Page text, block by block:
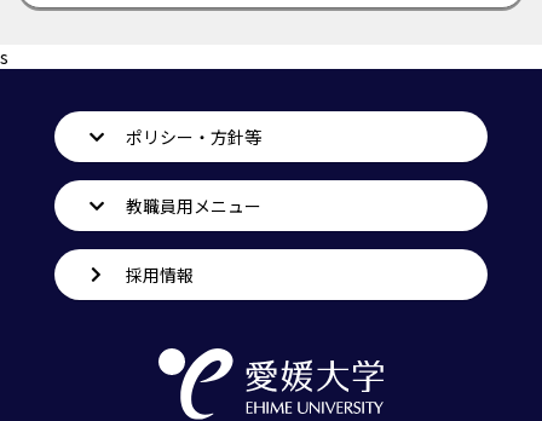
s
ポリシー・方針等
教職員用メニュー
採用情報